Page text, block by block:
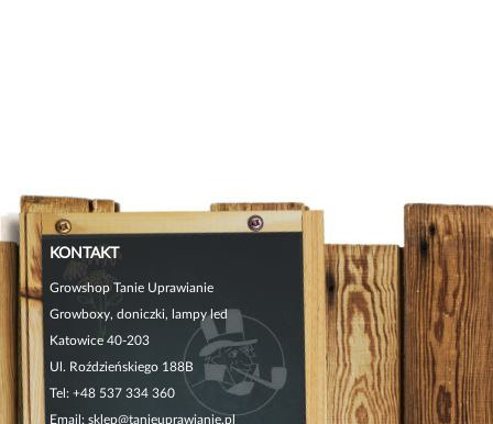
KONTAKT
Growshop Tanie Uprawianie
Growboxy, doniczki, lampy led
Katowice 40-203
Ul. Roździeńskiego 188B
Tel: +48 537 334 360
Email: sklep@tanieuprawianie.pl